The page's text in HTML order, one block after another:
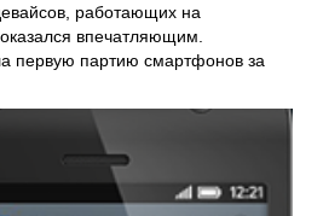
работающих на
впечатляющим.
первую партию смартфонов за